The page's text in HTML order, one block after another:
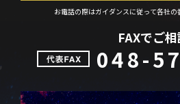
お電話の際はガイダンスに従って各社の
FAXでご
048-